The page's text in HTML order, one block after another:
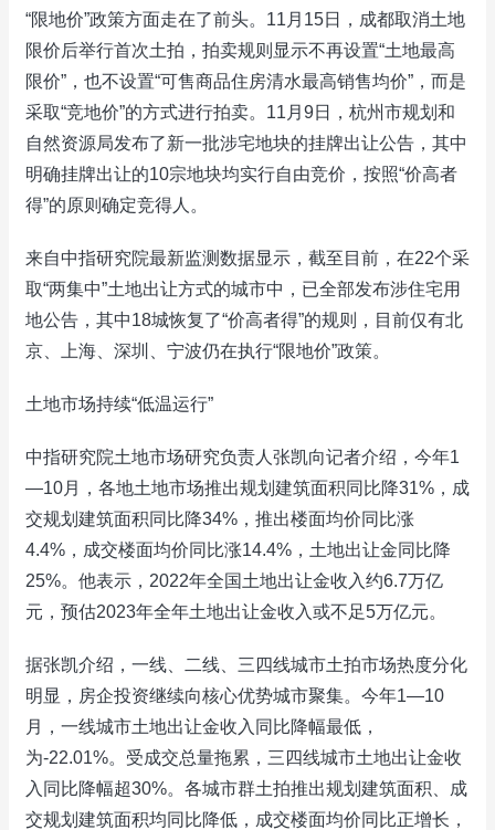
“限地价”政策方面走在了前头。11月15日，成都取消土地
限价后举行首次土拍，拍卖规则显示不再设置“土地最高
限价”，也不设置“可售商品住房清水最高销售均价”，而是
采取“竞地价”的方式进行拍卖。11月9日，杭州市规划和
自然资源局发布了新一批涉宅地块的挂牌出让公告，其中
明确挂牌出让的10宗地块均实行自由竞价，按照“价高者
得”的原则确定竞得人。
来自中指研究院最新监测数据显示，截至目前，在22个采
取“两集中”土地出让方式的城市中，已全部发布涉住宅用
地公告，其中18城恢复了“价高者得”的规则，目前仅有北
京、上海、深圳、宁波仍在执行“限地价”政策。
土地市场持续“低温运行”
中指研究院土地市场研究负责人张凯向记者介绍，今年1
—10月，各地土地市场推出规划建筑面积同比降31%，成
交规划建筑面积同比降34%，推出楼面均价同比涨
4.4%，成交楼面均价同比涨14.4%，土地出让金同比降
25%。他表示，2022年全国土地出让金收入约6.7万亿
元，预估2023年全年土地出让金收入或不足5万亿元。
据张凯介绍，一线、二线、三四线城市土拍市场热度分化
明显，房企投资继续向核心优势城市聚集。今年1—10
月，一线城市土地出让金收入同比降幅最低，
为-22.01%。受成交总量拖累，三四线城市土地出让金收
入同比降幅超30%。各城市群土拍推出规划建筑面积、成
交规划建筑面积均同比降低，成交楼面均价同比正增长，